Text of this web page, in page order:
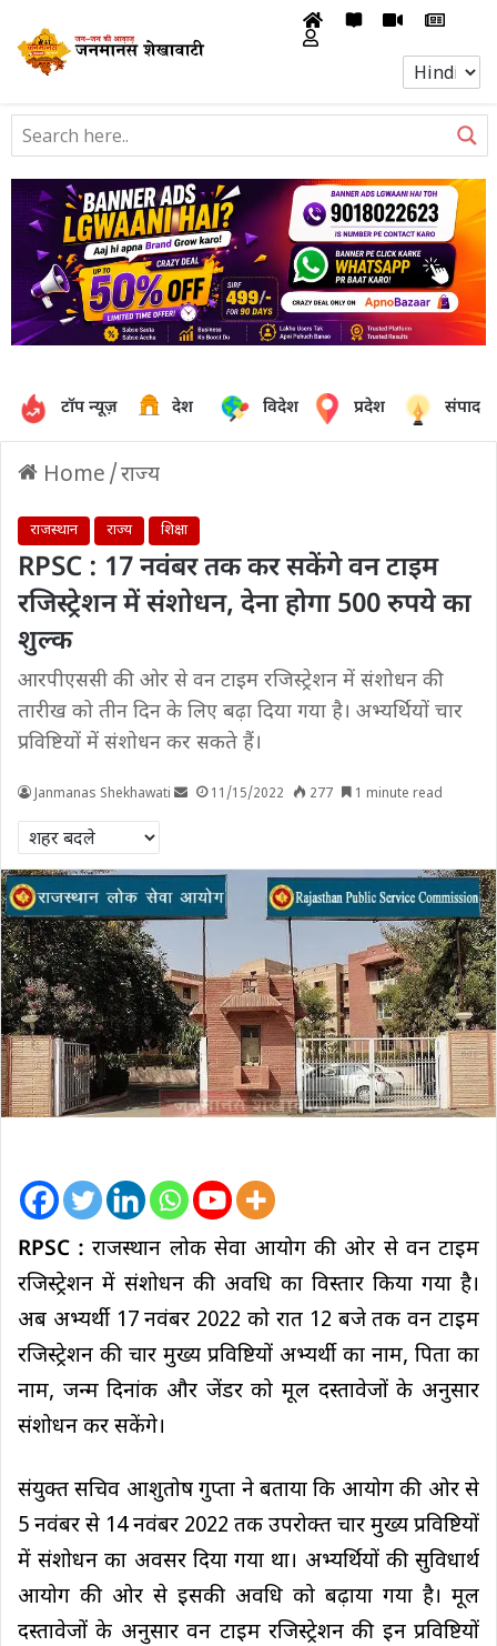
टॉप न्यूज़ देश विदेश प्रदेश
Home /राज्य
राजस्थान राज्य शिक्षा
RPSC : 17 नवंबर तक कर सकेंगे वन टाइम
रजिस्ट्रेशन में संशोधन, देना होगा 500 रुपये का
शुल्क
आरपीएससी की ओर से वन टाइम रजिस्ट्रेशन में संशोधन की
तारीख को तीन दिन के लिए बढ़ा दिया गया है। अभ्यर्थियों चार
प्रविष्टियों में संशोधन कर सकते हैं।
Janmanas Shekhawati 11/15/2022 277 1 minute read
RPSC : राजस्थान लोक सेवा आयोग की ओर से वन टाइम
रजिस्ट्रेशन में संशोधन की अवधि का विस्तार किया गया है।
अब अभ्यर्थी 17 नवंबर 2022 को रात 12 बजे तक वन टाइम
रजिस्ट्रेशन की चार मुख्य प्रविष्टियों अभ्यर्थी का नाम, पिता का
नाम, जन्म दिनांक और जेंडर को मूल दस्तावेजों के अनुसार
संशोधन कर सकेंगे।
संयुक्त सचिव आशुतोष गुप्ता ने बताया कि आयोग की ओर से
5 नवंबर से 14 नवंबर 2022 तक उपरोक्त चार मुख्य प्रविष्टियों
में संशोधन का अवसर दिया गया था। अभ्यर्थियों की सुविधार्थ
आयोग की ओर से इसकी अवधि को बढ़ाया गया है। मूल
दस्तावेजों के अनुसार वन टाइम रजिस्ट्रेशन की इन प्रविष्टियों